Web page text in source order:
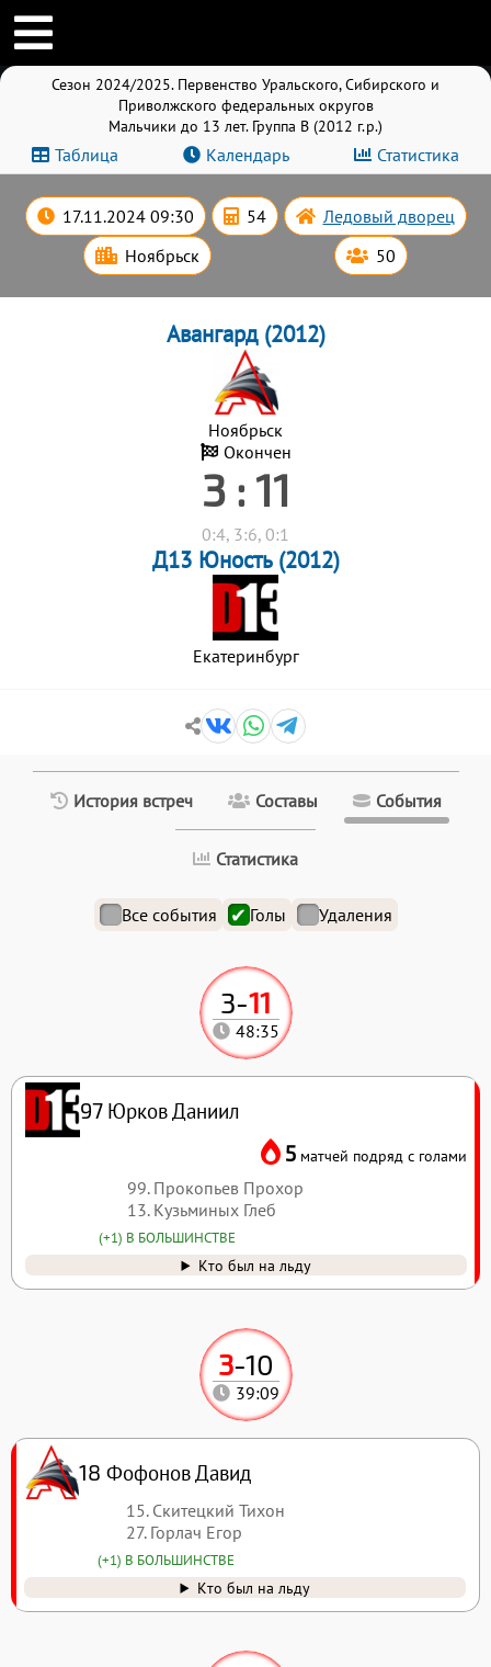
Сезон 2024/2025. Первенство Уральского, Сибирского и
Приволжского федеральных округов
Мальчики до 13 лет. Группа B (2012 г.р.)
Таблица Календарь Статистика
17.11.2024 09:30 54 Ледовый дворец
Ноябрьск 50
Авангард (2012)
Ноябрьск
Окончен
3 : 11
0:4, 3:6, 0:1
Д13 Юность (2012)
Екатеринбург
История встреч Составы События
Статистика
Все события Голы Удаления
3-10
39:09
18 Фофонов Давид
15. Скитецкий Тихон
27. Горлач Егор
(+1) В БОЛЬШИНСТВЕ
Кто был на льду
3-11
48:35
97 Юрков Даниил
5 матчей подряд с голами
99. Прокопьев Прохор
13. Кузьминых Глеб
(+1) В БОЛЬШИНСТВЕ
Кто был на льду